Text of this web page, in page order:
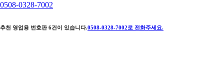
0508-0328-7002
추천 영업용 번호판 6건이 있습니다.0508-0328-7002 로 전화주세요.